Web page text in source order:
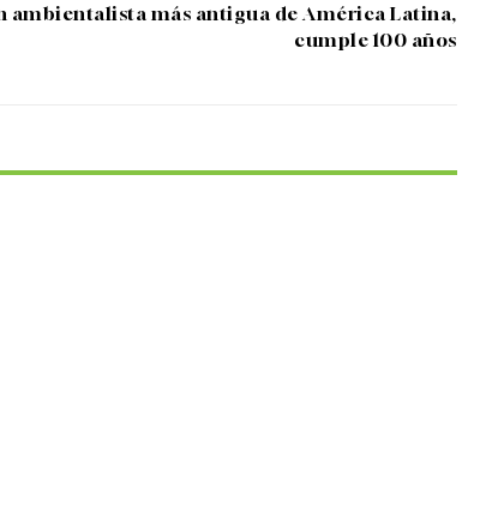
ambientalista más antigua de América Latina,
cumple 100 años